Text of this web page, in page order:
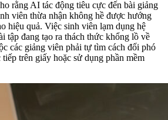
rằng AI tác động tiêu cực đến bài giảng
viên thừa nhận không hề được hướng
hiệu quả. Việc sinh viên lạm dụng hệ
tập đang tạo ra thách thức khổng lồ về
các giảng viên phải tự tìm cách đối phó
trên giấy hoặc sử dụng phần mềm